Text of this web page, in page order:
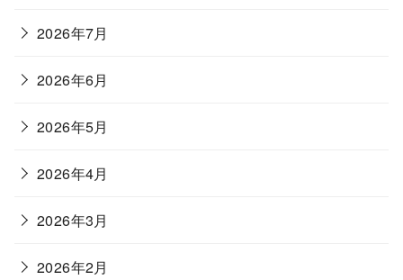
2026年7月
2026年6月
2026年5月
2026年4月
2026年3月
2026年2月